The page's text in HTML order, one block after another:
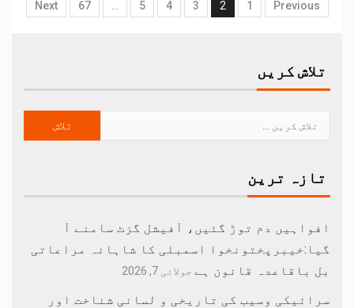
Previous
1
2
3
4
5
…
67
Next
تلاش کریں
تازہ ترین
افواہیں دم توڑ گئیں، آفیشل گزٹ سامنے آ
گیا:خیبرپختونخوا اسمبلی کا شاہانہ مراعاتی
بل باقاعدہ قانون ہے جولائی 7, 2026
سرائیکی وسیب کی تاریخی و لسانی شناخت اور